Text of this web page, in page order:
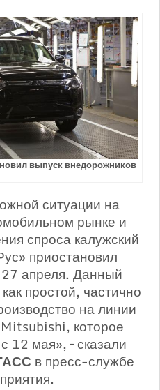
выпуск внедорожников
ситуации на
рынке и
спроса калужский
приостановил
27 апреля. Данный
простой, частично
на линии
которое
12 мая», – сказали
в пресс-службе